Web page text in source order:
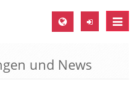
Toggle
und News